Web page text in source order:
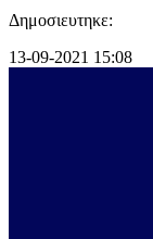
Δημοσιευτηκε:
13-09-2021 15:08